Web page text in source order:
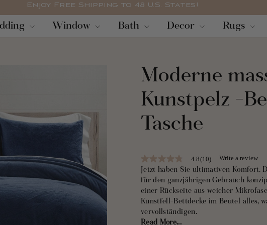
Pause
Diashow
Enjoy Free Shipping to 48 U.S. States!
Window Bath Decor Rugs
Moderne
Kunstpelz -
Tasche
4.8
out
of
5
stars,
average
rating
value.
4.8(10) Write a review
Jetzt haben Sie ultimativen Komfort.
für den ganzjährigen Gebrauch
einer Rückseite aus weicher
Kunstfell-Bettdecke im Beutel alles,
vervollständigen.
Read More...